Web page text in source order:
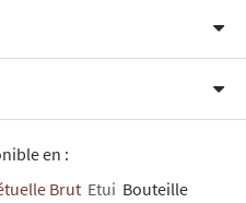
en :
Brut Etui Bouteille